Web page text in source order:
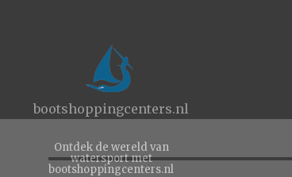
bootshoppingcenters.nl
Ontdek de wereld van
watersport met
bootshoppingcenters.nl